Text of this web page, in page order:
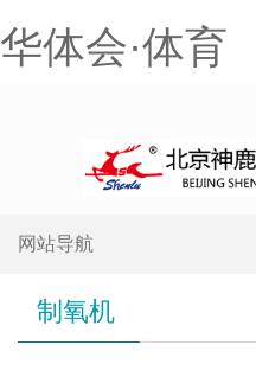
华体会·体育
网站导航
制氧机